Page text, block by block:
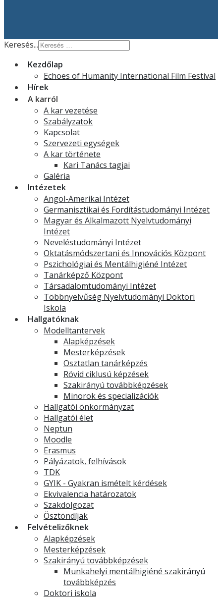
Keresés...
Kezdőlap
Echoes of Humanity International Film Festival
Hírek
A karról
A kar vezetése
Szabályzatok
Kapcsolat
Szervezeti egységek
A kar története
Kari Tanács tagjai
Galéria
Intézetek
Angol-Amerikai Intézet
Germanisztikai és Fordítástudományi Intézet
Magyar és Alkalmazott Nyelvtudományi
Intézet
Neveléstudományi Intézet
Oktatásmódszertani és Innovációs Központ
Pszichológiai és Mentálhigiéné Intézet
Tanárképző Központ
Társadalomtudományi Intézet
Többnyelvűség Nyelvtudományi Doktori
Iskola
Hallgatóknak
Modelltantervek
Alapképzések
Mesterképzések
Osztatlan tanárképzés
Rövid ciklusú képzések
Szakirányú továbbképzések
Minorok és specializációk
Hallgatói önkormányzat
Hallgatói élet
Neptun
Moodle
Erasmus
Pályázatok, felhívások
TDK
GYIK - Gyakran ismételt kérdések
Ekvivalencia határozatok
Szakdolgozat
Ösztöndíjak
Felvételizőknek
Alapképzések
Mesterképzések
Szakirányú továbbképzések
Munkahelyi mentálhigiéné szakirányú
továbbképzés
Doktori iskola